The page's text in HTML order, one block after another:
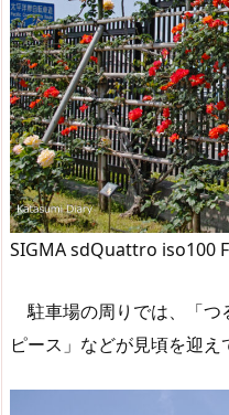
SIGMA sdQuattro iso100
駐車場の周りでは、「つ
ピース」などが見頃を迎え